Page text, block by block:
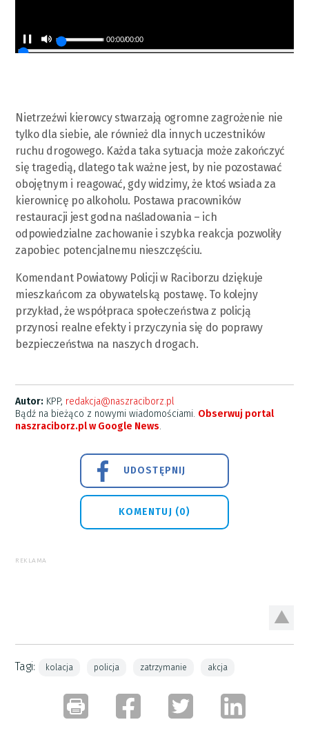
00:00/00:00
Nietrzeźwi kierowcy stwarzają ogromne zagrożenie nie
tylko dla siebie, ale również dla innych uczestników
ruchu drogowego. Każda taka sytuacja może zakończyć
się tragedią, dlatego tak ważne jest, by nie pozostawać
obojętnym i reagować, gdy widzimy, że ktoś wsiada za
kierownicę po alkoholu. Postawa pracowników
restauracji jest godna naśladowania – ich
odpowiedzialne zachowanie i szybka reakcja pozwoliły
zapobiec potencjalnemu nieszczęściu.
Komendant Powiatowy Policji w Raciborzu dziękuje
mieszkańcom za obywatelską postawę. To kolejny
przykład, że współpraca społeczeństwa z policją
przynosi realne efekty i przyczynia się do poprawy
bezpieczeństwa na naszych drogach.
Autor: KPP, redakcja@naszraciborz.pl
Bądź na bieżąco z nowymi wiadomościami. Obserwuj portal
naszraciborz.pl w Google News.
UDOSTĘPNIJ
KOMENTUJ (0)
REKLAMA
Tagi: kolacja policja zatrzymanie akcja